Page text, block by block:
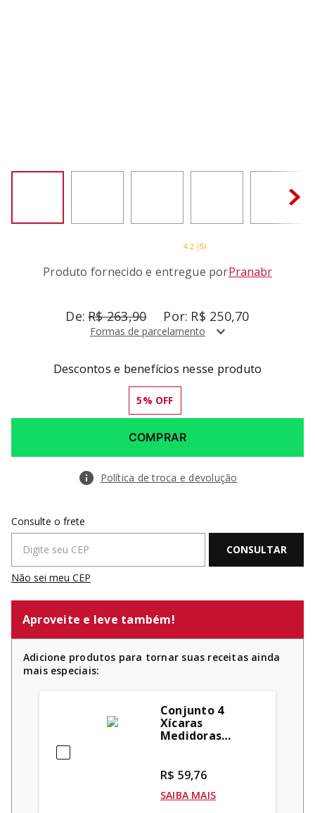
4.2 (5)
Produto fornecido e entregue porPranabr
R$ 263,90 R$ 250,70
Formas de parcelamento
Descontos e benefícios nesse produto
5% OFF
COMPRAR
Política de troca e devolução
Não sei meu CEP
Aproveite e leve também!
Adicione produtos para tornar suas receitas ainda
mais especiais:
Conjunto 4
Xícaras
Medidoras
KitchenAid
R$ 59,76
SAIBA MAIS